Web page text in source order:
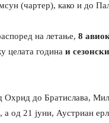
(чартер), како и до
на летање, 8
целата година и сезонски
до Братислава,
од 21 јуни, Аустриан